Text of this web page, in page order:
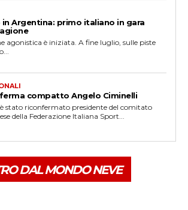
Argentina: primo italiano in gara
agonistica è iniziata. A fine luglio, sulle piste
compatto Angelo Ciminelli
stato riconfermato presidente del comitato
della Federazione Italiana Sport...
DAL MONDO NEVE